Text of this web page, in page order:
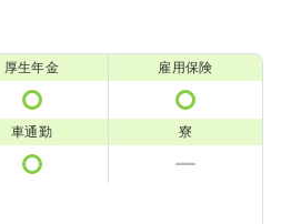
厚生年金 雇用保険
車通勤 寮